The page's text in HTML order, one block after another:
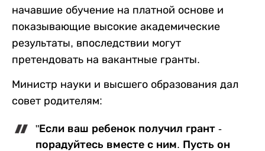
начавшие обучение на платной основе и
показывающие высокие академические
результаты, впоследствии могут
претендовать на вакантные гранты.
Министр науки и высшего образования дал
совет родителям:
"Если ваш ребенок получил грант -
порадуйтесь вместе с ним. Пусть он